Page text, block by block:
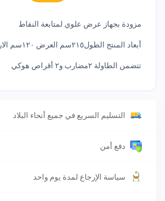
مزودة بجهاز عرض علوي لمتابعة النقاط
أبعاد المنتج الطول٢١٥سم العرض ١٢٠سم الارتفاع ٨١.٢سم
تتضمن الطاولة ٢مضارب و٢ أقراص هوكي
التسليم السريع في جميع أنحاء البلاد
دفع أمن
سياسة الإرجاع لمدة يوم واحد